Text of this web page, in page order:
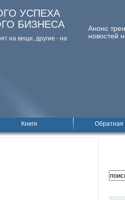
Анонс
новостей
УСПЕХА
БИЗНЕСА
на вещи, дpугие - на
Книги Обратная